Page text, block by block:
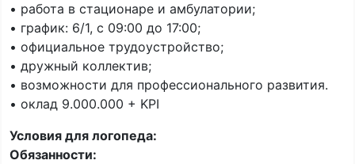
• работа в стационаре и амбулатории;
• график: 6/1, с 09:00 до 17:00;
• официальное трудоустройство;
• дружный коллектив;
• возможности для профессионального развития.
• оклад 9.000.000 + KPI
Условия для логопеда:
Обязанности: